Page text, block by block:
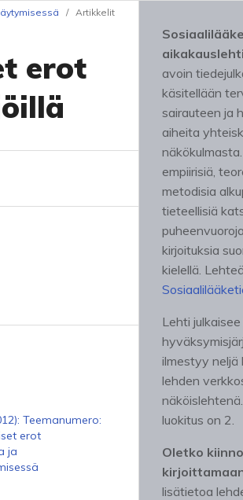
/ Artikkelit
erot
Teemanumero:
erot
ja
aikakauslehti
avoin
käsitellään
sairauteen ja
aiheita
empiirisiä,
metodisia
tieteellisiä
kirjoituksia
kielellä.
Lehti
ilmestyy neljä
lehden
luokitus on 2.
Oletko
lisätietoa